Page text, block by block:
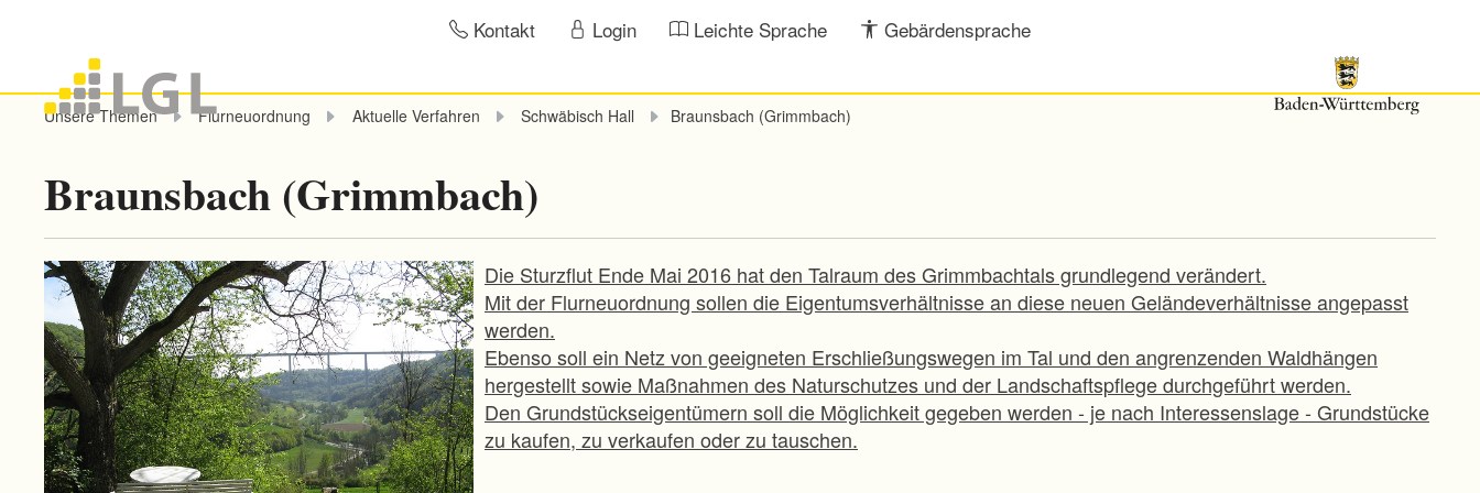
Kontakt Login Leichte Sprache Gebärdensprache
Unsere Themen Flurneuordnung Aktuelle Verfahren Schwäbisch Hall Braunsbach (Grimmbach)
Braunsbach (Grimmbach)
Die Sturzflut Ende Mai 2016 hat den Talraum des Grimmbachtals grundlegend verändert.
Mit der Flurneuordnung sollen die Eigentumsverhältnisse an diese neuen Geländeverhältnisse angepasst
werden.
Ebenso soll ein Netz von geeigneten Erschließungswegen im Tal und den angrenzenden Waldhängen
hergestellt sowie Maßnahmen des Naturschutzes und der Landschaftspflege durchgeführt werden.
Den Grundstückseigentümern soll die Möglichkeit gegeben werden - je nach Interessenslage - Grundstücke
zu kaufen, zu verkaufen oder zu tauschen.